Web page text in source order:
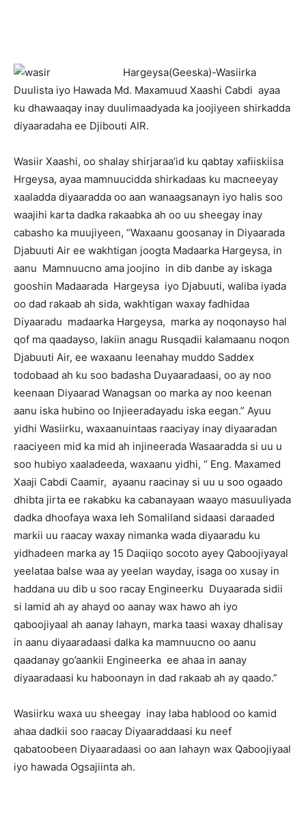
Hargeysa(Geeska)-Wasiirka
Duulista iyo Hawada Md. Maxamuud Xaashi Cabdi ayaa
ku dhawaaqay inay duulimaadyada ka joojiyeen shirkadda
diyaaradaha ee Djibouti AIR.
Wasiir Xaashi, oo shalay shirjaraa’id ku qabtay xafiiskiisa
Hrgeysa, ayaa mamnuucidda shirkadaas ku macneeyay
xaaladda diyaaradda oo aan wanaagsanayn iyo halis soo
waajihi karta dadka rakaabka ah oo uu sheegay inay
cabasho ka muujiyeen, “Waxaanu goosanay in Diyaarada
Djabuuti Air ee wakhtigan joogta Madaarka Hargeysa, in
aanu Mamnuucno ama joojino in dib danbe ay iskaga
gooshin Madaarada Hargeysa iyo Djabuuti, waliba iyada
oo dad rakaab ah sida, wakhtigan waxay fadhidaa
Diyaaradu madaarka Hargeysa, marka ay noqonayso hal
qof ma qaadayso, lakiin anagu Rusqadii kalamaanu noqon
Djabuuti Air, ee waxaanu leenahay muddo Saddex
todobaad ah ku soo badasha Duyaaradaasi, oo ay noo
keenaan Diyaarad Wanagsan oo marka ay noo keenan
aanu iska hubino oo Injieeradayadu iska eegan.” Ayuu
yidhi Wasiirku, waxaanuintaas raaciyay inay diyaaradan
raaciyeen mid ka mid ah injineerada Wasaaradda si uu u
soo hubiyo xaaladeeda, waxaanu yidhi, “ Eng. Maxamed
Xaaji Cabdi Caamir, ayaanu raacinay si uu u soo ogaado
dhibta jirta ee rakabku ka cabanayaan waayo masuuliyada
dadka dhoofaya waxa leh Somaliland sidaasi daraaded
markii uu raacay waxay nimanka wada diyaaradu ku
yidhadeen marka ay 15 Daqiiqo socoto ayey Qaboojiyayal
yeelataa balse waa ay yeelan wayday, isaga oo xusay in
haddana uu dib u soo racay Engineerku Duyaarada sidii
si lamid ah ay ahayd oo aanay wax hawo ah iyo
qaboojiyaal ah aanay lahayn, marka taasi waxay dhalisay
in aanu diyaaradaasi dalka ka mamnuucno oo aanu
qaadanay go’aankii Engineerka ee ahaa in aanay
diyaaradaasi ku haboonayn in dad rakaab ah ay qaado.”
Wasiirku waxa uu sheegay inay laba hablood oo kamid
ahaa dadkii soo raacay Diyaaraddaasi ku neef
qabatoobeen Diyaaradaasi oo aan lahayn wax Qaboojiyaal
iyo hawada Ogsajiinta ah.